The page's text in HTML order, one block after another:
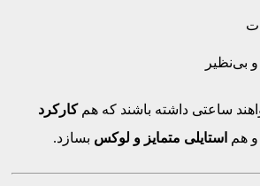
بی‌نظیر
ساعتی داشته باشند که همکارکرد
و هم استایلی متمایز و لوکس بسازد.